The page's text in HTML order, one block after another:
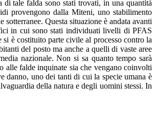
tale falda sono stati trovati, in una quantità
provengono dalla Miteni, uno stabilimento
Questa situazione è andata avanti
in cui sono stati individuati livelli di PFAS
è costituito parte civile al processo contro la
del posto ma anche a quelli di vaste aree
nazionale. Non si sa quanto tempo sarà
alle falde inquinate sia che vengano coinvolti
danno, uno dei tanti di cui la specie umana è
della natura e degli uomini stessi. In